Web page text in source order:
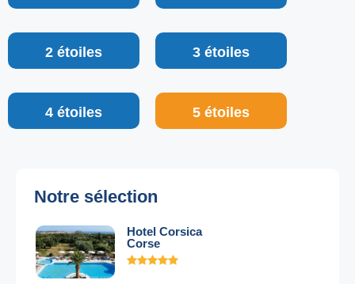
2 étoiles 3 étoiles
4 étoiles 5 étoiles
Notre sélection
Hotel Corsica
Corse